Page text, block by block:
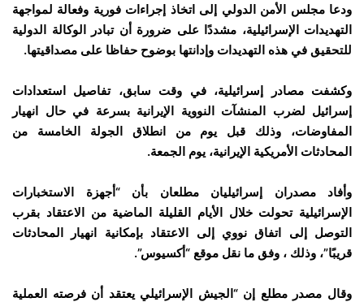
ودعا مجلس الأمن الدولي إلى اتخاذ إجراءات فورية وفعالة لمواجهة
التهديدات الإسرائيلية، مشددًا على ضرورة أن تبادر الوكالة الدولية
للتحقيق في هذه التهديدات وإدانتها بوضوح حفاظا على مصداقيتها.
وكشفت مصادر إسرائيلية، في وقت سابق، تفاصيل استعدادات
إسرائيل لضرب المنشآت النووية الإيرانية بسرعة في حال انهيار
المفاوضات، وذلك قبل يوم من انطلاق الجولة الخامسة من
المحادثات الأمريكية الإيرانية، يوم الجمعة.
وأفاد مصدران إسرائيليان مطلعان بأن “أجهزة الاستخبارات
الإسرائيلية تحولت خلال الأيام القليلة الماضية من الاعتقاد بقرب
التوصل إلى اتفاق نووي إلى الاعتقاد بإمكانية انهيار المحادثات
قريبًا”، وذلك ، وفق ما نقل موقع “أكسيوس”.
وقال مصدر مطلع إن “الجيش الإسرائيلي يعتقد أن فرصته العملية